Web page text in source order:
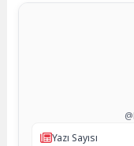
Yazı Sayısı